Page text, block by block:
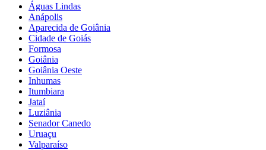
Águas Lindas
Anápolis
Aparecida de Goiânia
Cidade de Goiás
Formosa
Goiânia
Goiânia Oeste
Inhumas
Itumbiara
Jataí
Luziânia
Senador Canedo
Uruaçu
Valparaíso